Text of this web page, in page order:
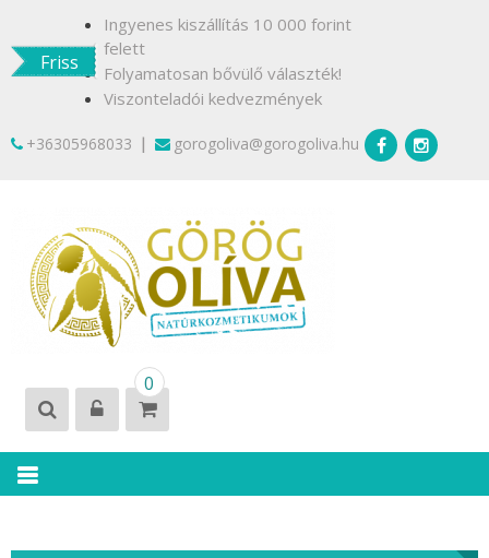
contentFriss
Ingyenes kiszállítás 10 000 forint
felett
Folyamatosan bővülő választék!
Viszonteladói kedvezmények
+36305968033 | gorogoliva@gorogoliva.hu
0